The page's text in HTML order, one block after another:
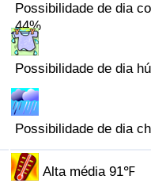
Possibilidade de dia
44%
Possibilidade de dia
Possibilidade de dia
Alta média 91℉